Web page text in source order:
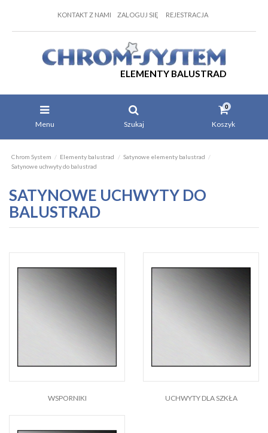
KONTAKT Z NAMI ZALOGUJ SIĘ REJESTRACJA
ELEMENTY BALUSTRAD
Menu Szukaj
0
Koszyk
Chrom System Elementy balustrad
Satynowe elementy balustrad
Satynowe uchwyty do balustrad
SATYNOWE UCHWYTY DO
BALUSTRAD
WSPORNIKI UCHWYTY DLA SZKŁA